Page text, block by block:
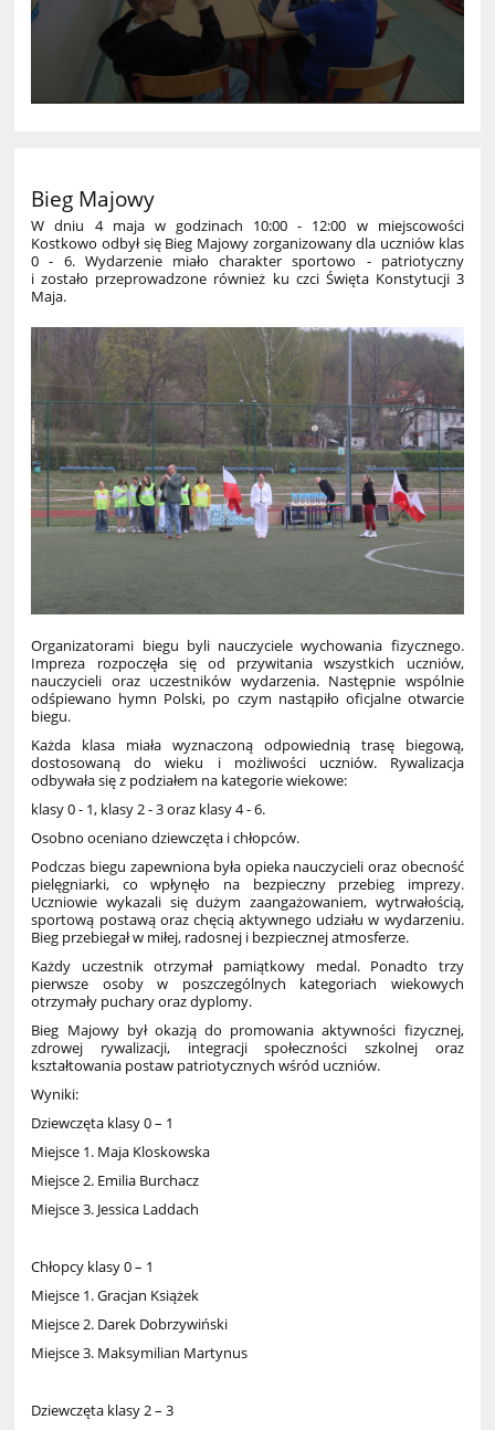
Bieg Majowy
W dniu 4 maja w godzinach 10:00 - 12:00 w miejscowości
Kostkowo odbył się Bieg Majowy zorganizowany dla uczniów klas
0 - 6. Wydarzenie miało charakter sportowo - patriotyczny
i zostało przeprowadzone również ku czci Święta Konstytucji 3
Maja.
Organizatorami biegu byli nauczyciele wychowania fizycznego.
Impreza rozpoczęła się od przywitania wszystkich uczniów,
nauczycieli oraz uczestników wydarzenia. Następnie wspólnie
odśpiewano hymn Polski, po czym nastąpiło oficjalne otwarcie
biegu.
Każda klasa miała wyznaczoną odpowiednią trasę biegową,
dostosowaną do wieku i możliwości uczniów. Rywalizacja
odbywała się z podziałem na kategorie wiekowe:
klasy 0 - 1, klasy 2 - 3 oraz klasy 4 - 6.
Osobno oceniano dziewczęta i chłopców.
Podczas biegu zapewniona była opieka nauczycieli oraz obecność
pielęgniarki, co wpłynęło na bezpieczny przebieg imprezy.
Uczniowie wykazali się dużym zaangażowaniem, wytrwałością,
sportową postawą oraz chęcią aktywnego udziału w wydarzeniu.
Bieg przebiegał w miłej, radosnej i bezpiecznej atmosferze.
Każdy uczestnik otrzymał pamiątkowy medal. Ponadto trzy
pierwsze osoby w poszczególnych kategoriach wiekowych
otrzymały puchary oraz dyplomy.
Bieg Majowy był okazją do promowania aktywności fizycznej,
zdrowej rywalizacji, integracji społeczności szkolnej oraz
kształtowania postaw patriotycznych wśród uczniów.
Wyniki:
Dziewczęta klasy 0 – 1
Miejsce 1. Maja Kloskowska
Miejsce 2. Emilia Burchacz
Miejsce 3. Jessica Laddach
Chłopcy klasy 0 – 1
Miejsce 1. Gracjan Książek
Miejsce 2. Darek Dobrzywiński
Miejsce 3. Maksymilian Martynus
Dziewczęta klasy 2 – 3